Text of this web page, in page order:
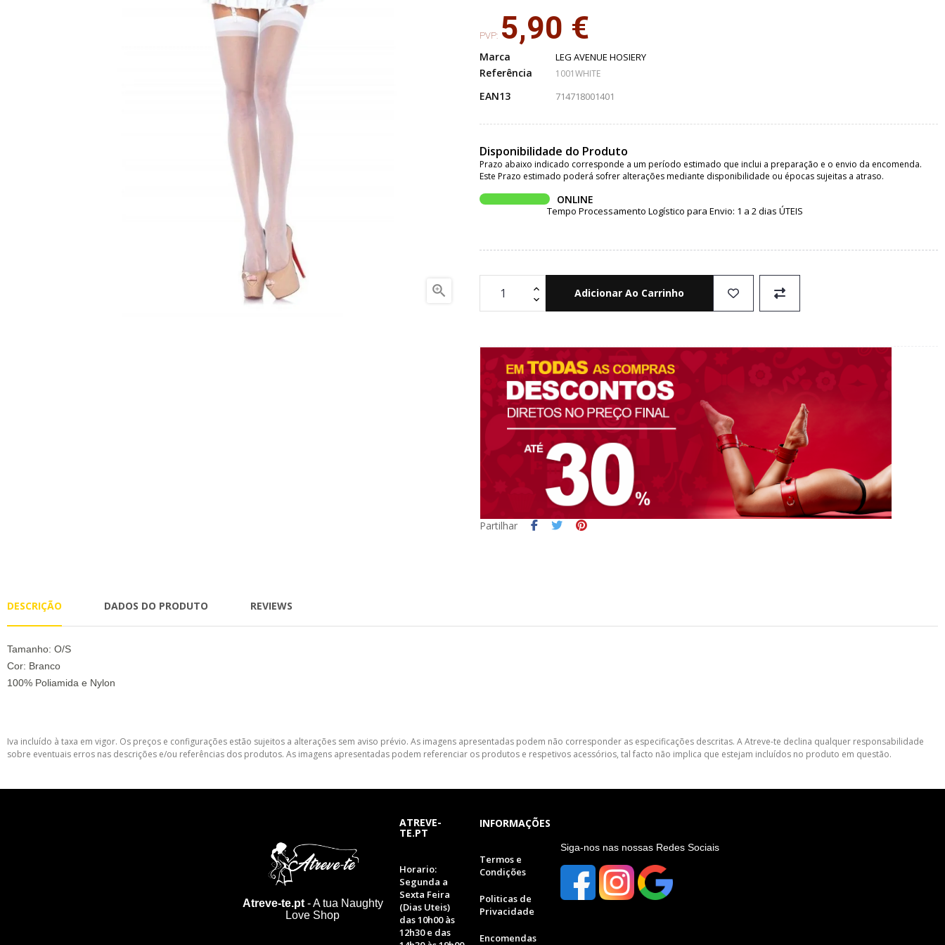

PVP: 5,90 €
Marca LEG AVENUE HOSIERY
Referência 1001WHITE
EAN13 714718001401
Disponibilidade do Produto
Prazo abaixo indicado corresponde a um período estimado que inclui a preparação e o envio da encomenda.
Este Prazo estimado poderá sofrer alterações mediante disponibilidade ou épocas sujeitas a atraso.
ONLINE
Tempo Processamento Logístico para Envio: 1 a 2 dias ÚTEIS
Adicionar Ao Carrinho
Partilhar
DESCRIÇÃO DADOS DO PRODUTO REVIEWS
Tamanho: O/S
Cor: Branco
100% Poliamida e Nylon
Iva incluído à taxa em vigor. Os preços e configurações estão sujeitos a alterações sem aviso prévio. As imagens apresentadas podem não corresponder as especificações descritas. A Atreve-te declina qualquer responsabilidade
sobre eventuais erros nas descrições e/ou referências dos produtos. As imagens apresentadas podem referenciar os produtos e respetivos acessórios, tal facto não implica que estejam incluídos no produto em questão.
Atreve-te.pt- A tua Naughty
Love Shop
ATREVE-
TE.PT
Horario:
Segunda a
Sexta Feira
(Dias Uteis)
das 10h00 às
12h30 e das
INFORMAÇÕES
Termos e
Condições
Politicas de
Privacidade
Encomendas
Siga-nos nas nossas Redes Sociais